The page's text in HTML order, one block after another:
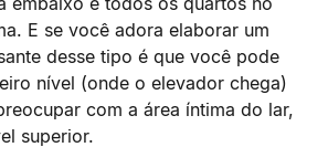
E se você adora elaborar um
desse tipo é que você pode
nível (onde o elevador chega)
com a área íntima do lar,
superior.